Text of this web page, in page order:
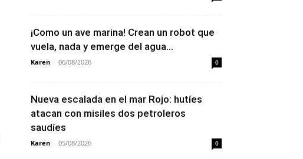
¡Como un ave marina! Crean un robot que
vuela, nada y emerge del agua...
Karen - 06/08/2026 0
Nueva escalada en el mar Rojo: hutíes
atacan con misiles dos petroleros
saudíes
Karen - 05/08/2026 0